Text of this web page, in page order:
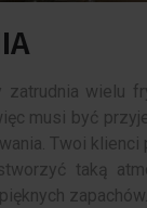
zatrudnia wielu
musi być
Twoi
taką
zapachów.